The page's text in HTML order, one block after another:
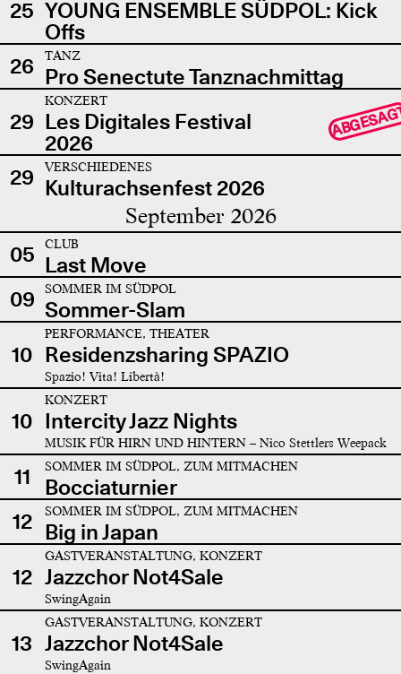
25 YOUNG ENSEMBLE SÜDPOL: Kick
Offs
26
TANZ
Pro Senectute Tanznachmittag
29
KONZERT
Les Digitales Festival
2026
29 VERSCHIEDENES
Kulturachsenfest 2026
September 2026
05 CLUB
Last Move
09
SOMMER IM SÜDPOL
Sommer-Slam
10
PERFORMANCE, THEATER
Residenzsharing SPAZIO
Spazio! Vita! Libertà!
10
KONZERT
Intercity Jazz Nights
MUSIK FÜR HIRN UND HINTERN – Nico Stettlers Weepack
11 SOMMER IM SÜDPOL, ZUM MITMACHEN
Bocciaturnier
12
SOMMER IM SÜDPOL, ZUM MITMACHEN
Big in Japan
12
GASTVERANSTALTUNG, KONZERT
Jazzchor Not4Sale
SwingAgain
13
GASTVERANSTALTUNG, KONZERT
Jazzchor Not4Sale
SwingAgain